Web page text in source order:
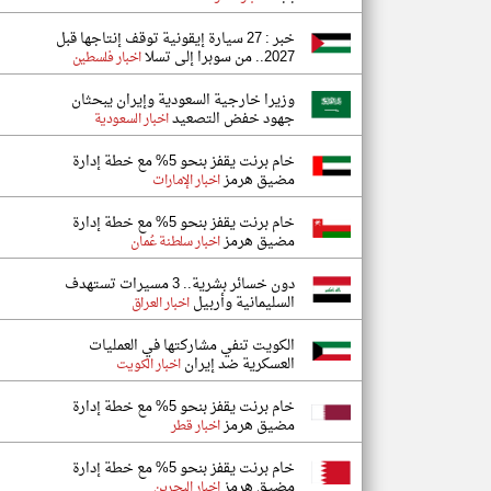
خبر : 27 سيارة إيقونية توقف إنتاجها قبل
2027.. من سوبرا إلى تسلا اخبار فلسطين
وزيرا خارجية السعودية وإيران يبحثان
جهود خفض التصعيداخبار السعودية
خام برنت يقفز بنحو 5% مع خطة إدارة
مضيق هرمزاخبار الإمارات
خام برنت يقفز بنحو 5% مع خطة إدارة
مضيق هرمزاخبار سلطنة عُمان
دون خسائر بشرية.. 3 مسيرات تستهدف
السليمانية وأربيلاخبار العراق
الكويت تنفي مشاركتها في العمليات
العسكرية ضد إيراناخبار الكويت
خام برنت يقفز بنحو 5% مع خطة إدارة
مضيق هرمزاخبار قطر
خام برنت يقفز بنحو 5% مع خطة إدارة